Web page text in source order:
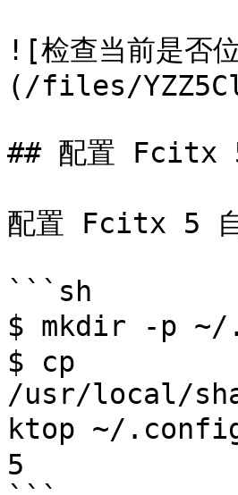
![检查当前是否
(/files/
## 配置 Fcitx
配置 Fcitx 5 自
```sh
$ mkdir -p ~/
$ cp
/usr/local/
ktop ~/
5